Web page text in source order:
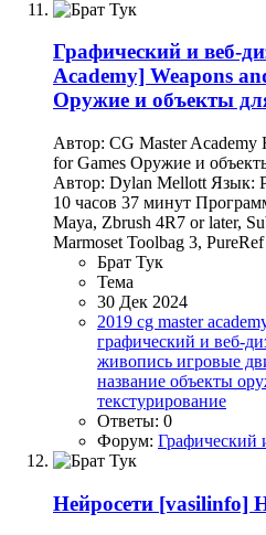
Графический и веб-
Academy] Weapons
Оружие и объекты
Автор: CG Master Academy
for Games Оружие и
Автор: Dylan Mellott Язык:
10 часов 37 минут
Maya, Zbrush 4R7 or later,
Marmoset Toolbag 3,
Брат Тук
Тема
30 Дек 2024
2019 cg master
графический и веб-
живопись игровые
название объекты
текстурирование
Ответы: 0
Форум: Графический
Нейросети [vasilinfo]